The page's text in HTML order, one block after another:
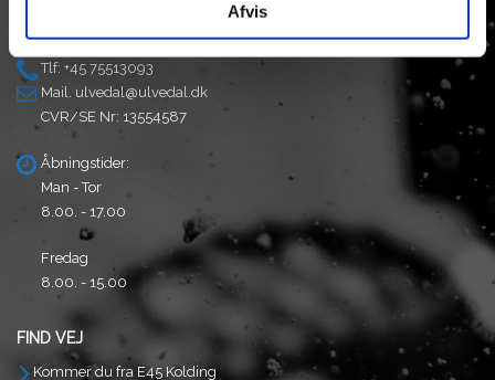
Afvis
Tlf: +45 75513093
Mail. ulvedal@ulvedal.dk
CVR/SE Nr: 13554587
Åbningstider:
Man - Tor
8.00. - 17.00
Fredag
8.00. - 15.00
FIND VEJ
Kommer du fra E45 Kolding